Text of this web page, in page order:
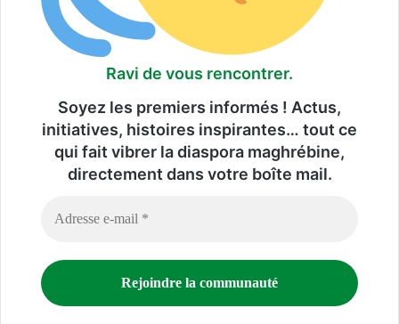
Ravi de vous rencontrer.
Soyez les premiers informés ! Actus,
initiatives, histoires inspirantes… tout ce
qui fait vibrer la diaspora maghrébine,
directement dans votre boîte mail.